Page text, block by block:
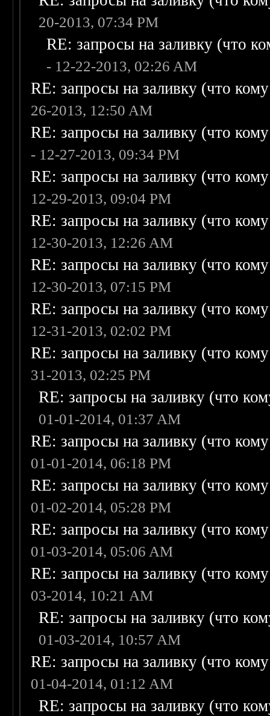
20-2013, 07:34 PM
RE: запросы на заливку (что
- 12-22-2013, 02:26 AM
RE: запросы на заливку (что
26-2013, 12:50 AM
RE: запросы на заливку (что
- 12-27-2013, 09:34 PM
RE: запросы на заливку (что
12-29-2013, 09:04 PM
RE: запросы на заливку (что
12-30-2013, 12:26 AM
RE: запросы на заливку (что
12-30-2013, 07:15 PM
RE: запросы на заливку (что
12-31-2013, 02:02 PM
RE: запросы на заливку (что
31-2013, 02:25 PM
RE: запросы на заливку (что
01-01-2014, 01:37 AM
RE: запросы на заливку (что
01-01-2014, 06:18 PM
RE: запросы на заливку (что
01-02-2014, 05:28 PM
RE: запросы на заливку (что
01-03-2014, 05:06 AM
RE: запросы на заливку (что
03-2014, 10:21 AM
RE: запросы на заливку (что
01-03-2014, 10:57 AM
RE: запросы на заливку (что
01-04-2014, 01:12 AM
RE: запросы на заливку (что